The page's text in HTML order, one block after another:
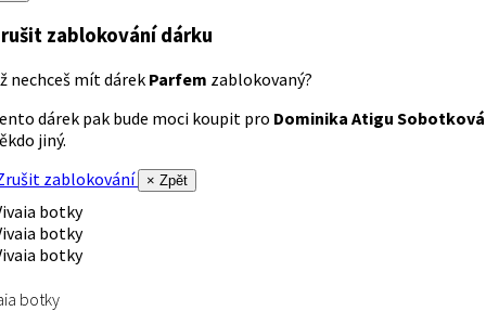
zablokování dárku
nechceš mít dárek Parfem zablokovaný?
dárek pak bude moci koupit pro Dominika Atigu Sobotková
jiný.
zablokování
× Zpět
botky